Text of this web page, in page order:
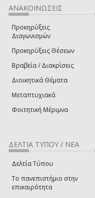
ΑΝΑΚΟΙΝΩΣΕΙΣ
Προκηρύξεις
Διαγωνισμών
Προκηρύξεις Θέσεων
Βραβεία / Διακρίσεις
Διοικητικά Θέματα
Μεταπτυχιακά
Φοιτητική Μέριμνα
ΔΕΛΤΙΑ ΤΥΠΟΥ / ΝΕΑ
Δελτία Τύπου
Το πανεπιστήμιο στην
επικαιρότητα